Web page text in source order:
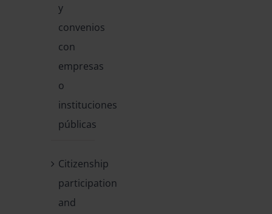
y
convenios
con
empresas
o
instituciones
públicas
Citizenship
participation
and